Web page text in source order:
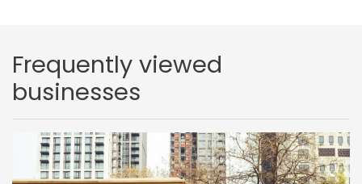
Frequently viewed
businesses